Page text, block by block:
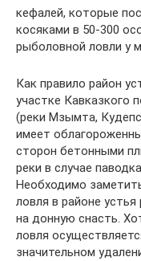
кефалей, которые
косяками в 50-300
рыболовной ловли у
Как правило район
участке Кавказкого
(реки Мзымта,
имеет
сторон бетонными
реки в случае
Необходимо
ловля в районе
на донную снасть.
ловля
значительном